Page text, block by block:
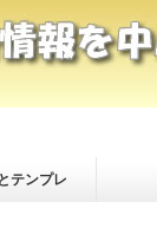
テンプレ